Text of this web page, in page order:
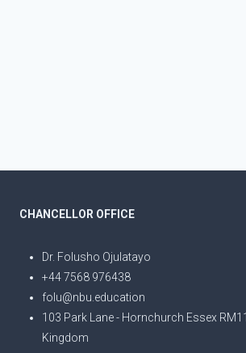
CHANCELLOR OFFICE
Dr. Folusho Ojulatayo
+44 7568 976438
folu@nbu.education
103 Park Lane - Hornchurch Essex
Kingdom